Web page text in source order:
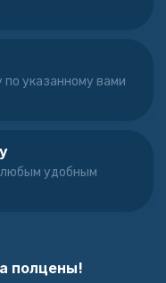
указанному вами
удобным
полцены!